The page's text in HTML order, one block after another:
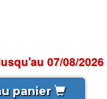
07/08/2026
panier